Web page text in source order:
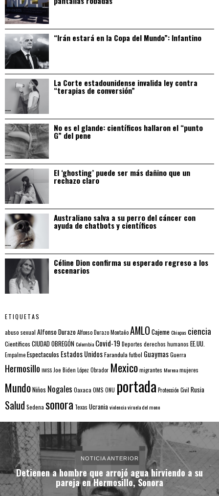
“Irán estará en la Copa del Mundo”: Infantino
La Corte estadounidense invalida ley contra
“terapias de conversión”
No es el glande: científicos hallaron el “punto
G” del pene
El ‘ghosting’ puede ser más dañino que un
rechazo claro
Australiano salva a su perro del cáncer con
ayuda de chatbots y científicos
Céline Dion confirma su esperado regreso a los
escenarios
ETIQUETAS
abuso sexual Alfonso DurazoAlfonso Durazo MontañoAMLO CajemeChiapas ciencia
Científicos CIUDAD OBREGÓNColombia Covid-19 Deportes derechos humanos EE.UU.
EmpalmeEspectaculos Estados UnidosFarandulafutbol GuaymasGuerra
Hermosillo IMSS Joe Biden López Obrador Mexicomigrantes Morenamujeres
MundoNiños Nogales Oaxaca OMS ONU portada Protección Civil Rusia
Salud Sedena sonora Texas Ucraniaviolenciaviruela del mono
NOTICIA ANTERIOR
Detienen a hombre que arrojó agua hirviendo a su
pareja en Hermosillo, Sonora